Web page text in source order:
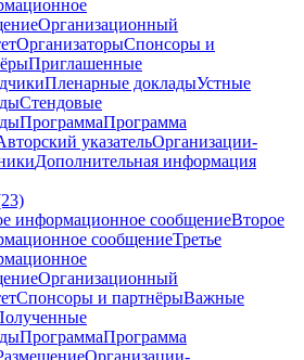
Организационный
ОрганизаторыСпонсоры и
Приглашенные
Пленарные докладыУстные
Стендовые
ПрограммаПрограмма
указательОрганизации-
Дополнительная информация
информационное сообщениеВторое
сообщениеТретье
Организационный
Спонсоры и партнёрыВажные
ПрограммаПрограмма
Организации-